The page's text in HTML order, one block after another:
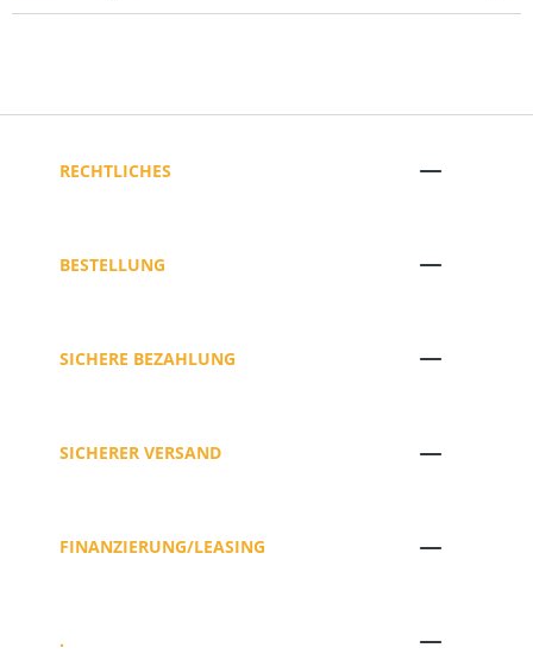
RECHTLICHES
BESTELLUNG
SICHERE BEZAHLUNG
SICHERER VERSAND
FINANZIERUNG/LEASING
.